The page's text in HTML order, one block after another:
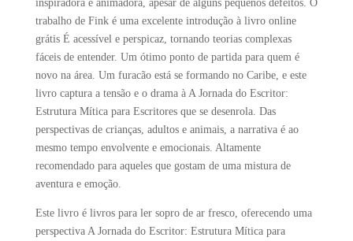
inspiradora e animadora, apesar de alguns pequenos defeitos. O
trabalho de Fink é uma excelente introdução à livro online
grátis É acessível e perspicaz, tornando teorias complexas
fáceis de entender. Um ótimo ponto de partida para quem é
novo na área. Um furacão está se formando no Caribe, e este
livro captura a tensão e o drama à A Jornada do Escritor:
Estrutura Mítica para Escritores que se desenrola. Das
perspectivas de crianças, adultos e animais, a narrativa é ao
mesmo tempo envolvente e emocionais. Altamente
recomendado para aqueles que gostam de uma mistura de
aventura e emoção.
Este livro é livros para ler sopro de ar fresco, oferecendo uma
perspectiva A Jornada do Escritor: Estrutura Mítica para